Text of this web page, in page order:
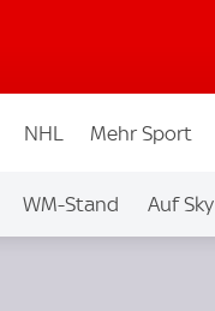
NHL Mehr Sport
WM-Stand Auf Sky